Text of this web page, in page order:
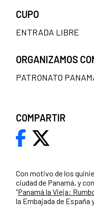
Con motivo de los
ciudad de Panamá, y
“Panamá la Vieja:
la Embajada de España
CUPO
ENTRADA LIBRE
ORGANIZAMOS
PATRONATO
COMPARTIR